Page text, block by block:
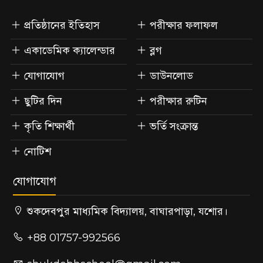
প্রতিষ্ঠানের ইতিহাস
একাডেমিক ক্যালেন্ডার
যোগাযোগ
ছুটির দিন
কৃতি শিক্ষার্থী
নোটিশ
পরীক্ষার ফলাফল
ব্লগ
ডাউনলোড
পরীক্ষার রুটিন
ভর্তি সংক্রান্ত
যোগাযোগ
শুকদেবপুর মাধ্যমিক বিদ্যালয়, বাঘারপাড়া, যশোর।
+88 01757-992566